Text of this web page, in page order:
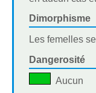
Dimorphisme
Les femelles
Dangerosité
Aucun